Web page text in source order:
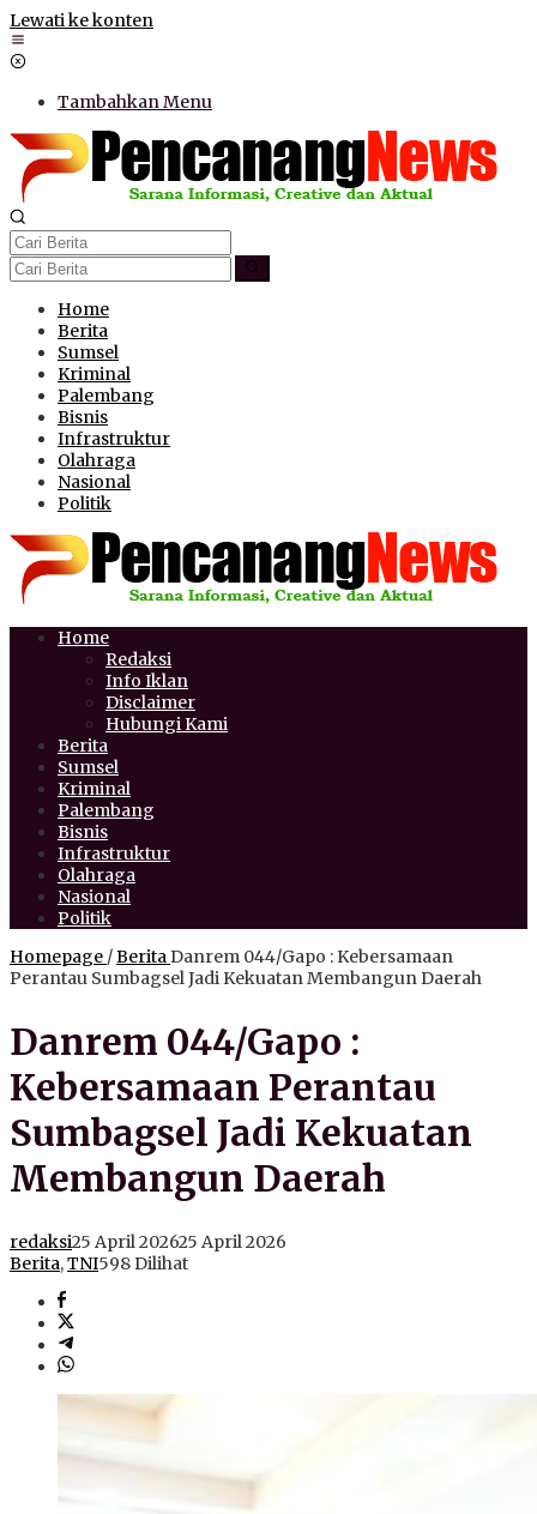
Lewati ke konten
Tambahkan Menu
Home
Berita
Sumsel
Kriminal
Palembang
Bisnis
Infrastruktur
Olahraga
Nasional
Politik
Home
Redaksi
Info Iklan
Disclaimer
Hubungi Kami
Berita
Sumsel
Kriminal
Palembang
Bisnis
Infrastruktur
Olahraga
Nasional
Politik
Homepage /BeritaDanrem 044/Gapo : Kebersamaan
Perantau Sumbagsel Jadi Kekuatan Membangun Daerah
Danrem 044/Gapo :
Kebersamaan Perantau
Sumbagsel Jadi Kekuatan
Membangun Daerah
redaksi25 April 202625 April 2026
Berita,TNI598 Dilihat